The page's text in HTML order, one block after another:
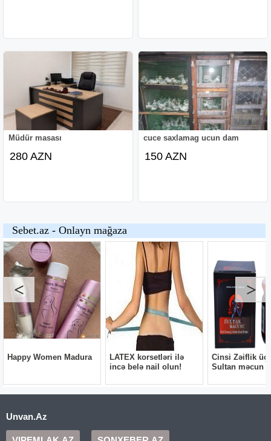
Müdür masası
280 AZN
cuce saxlamag ucun dam
150 AZN
Unvan.Az